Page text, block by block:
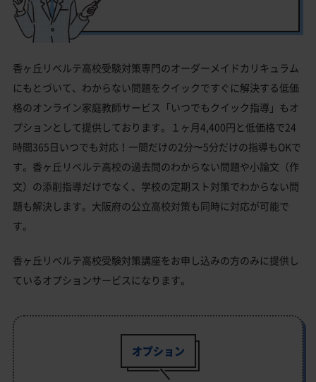
香ヶ丘リベルテ高校受験対策専門のオーダーメイドカリキュラム
にもとづいて、わからない問題をクイックですぐに解決する低価
格のオンライン家庭教師サービス「いつでもクイック指導」もオ
プションとして提供しております。１ヶ月4,400円と低価格で24
時間365日いつでも対応！一問だけの2分〜5分だけの指導もOKで
す。香ヶ丘リベルテ高校の過去問のわからない問題や小論文（作
文）の添削指導だけでなく、学校の定期スト対策でわからない問
題も解決します。大阪府の公立高校対策も同時に対応が可能で
す。
香ヶ丘リベルテ高校受験対策講座をお申し込みの方のみに提供し
ているオプションサービスになります。
オプション